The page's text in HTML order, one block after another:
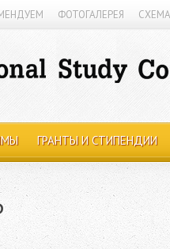
ФОТОГАЛЕРЕЯ
ГРАНТЫ И СТИПЕНДИИ